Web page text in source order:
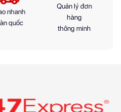
nhanh
quốc
Quản lý đơn
hàng
thông minh